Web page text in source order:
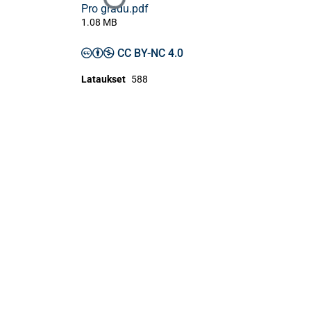
Ladataan...
Pro gradu.pdf
1.08 MB
CC BY-NC 4.0
Lataukset 588